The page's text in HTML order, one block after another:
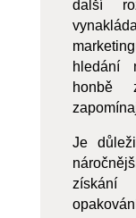
další
hledání
honbě
Je
získání